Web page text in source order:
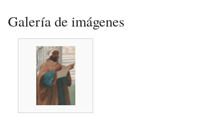
Galería de imágenes